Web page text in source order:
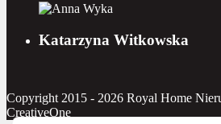
Katarzyna Witkowska
Copyright 2015 - 2026 Royal Home
CreativeOne